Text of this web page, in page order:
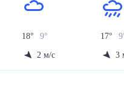
18° 9°
2 м/с
17° 9
3